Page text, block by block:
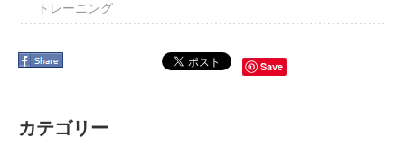
トレーニング
Save
カテゴリー